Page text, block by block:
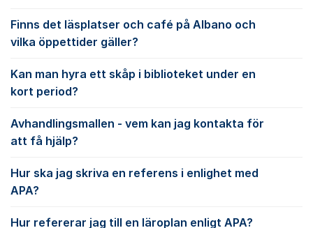
Finns det läsplatser och café på Albano och
vilka öppettider gäller?
Kan man hyra ett skåp i biblioteket under en
kort period?
Avhandlingsmallen - vem kan jag kontakta för
att få hjälp?
Hur ska jag skriva en referens i enlighet med
APA?
Hur refererar jag till en läroplan enligt APA?